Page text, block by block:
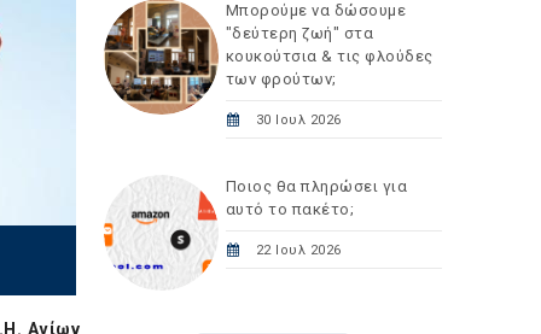
Αγίων
Μπορούμε να δώσουμε
"δεύτερη ζωή" στα
κουκούτσια & τις φλούδες
των φρούτων;
30 Ιουλ 2026
Ποιος θα πληρώσει για
αυτό το πακέτο;
22 Ιουλ 2026